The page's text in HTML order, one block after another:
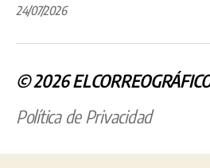
24/07/2026
© 2026
Política de Privacidad